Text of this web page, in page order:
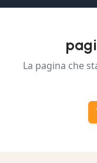
La pagina che